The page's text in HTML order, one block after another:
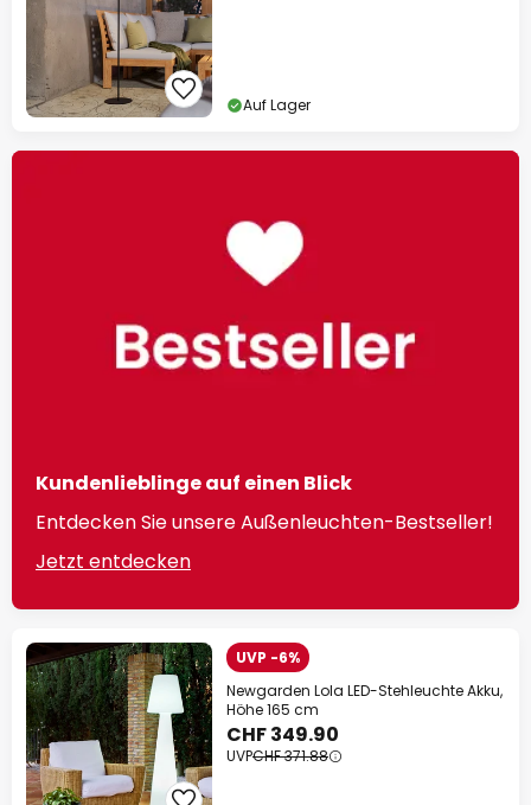
Auf Lager
Kundenlieblinge auf einen Blick
Entdecken Sie unsere Außenleuchten-Bestseller!
Jetzt entdecken
UVP -6%
Newgarden Lola LED-Stehleuchte Akku,
Höhe 165 cm
CHF 349.90
UVPCHF 371.88